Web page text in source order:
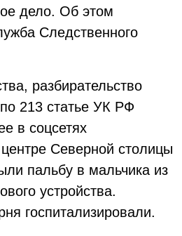
дело. Об этом
Следственного
разбирательство
213 статье УК РФ
в соцсетях
Северной столицы
пальбу в мальчика из
устройства.
госпитализировали.